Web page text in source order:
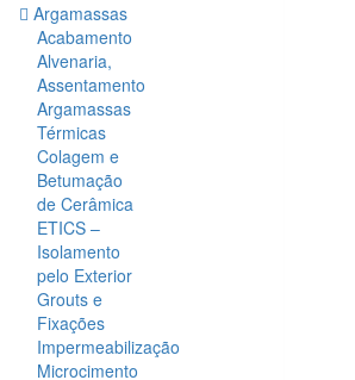
Argamassas
Acabamento
Alvenaria,
Assentamento
Argamassas
Térmicas
Colagem e
Betumação
de Cerâmica
ETICS –
Isolamento
pelo Exterior
Grouts e
Fixações
Impermeabilização
Microcimento